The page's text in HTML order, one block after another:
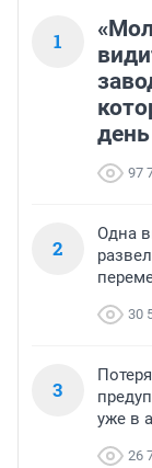
1
день
97
2
Одна
30
3
уже в
26